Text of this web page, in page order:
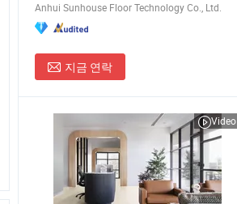
Anhui Sunhouse Floor Technology Co., Ltd.
지금 연락
Video